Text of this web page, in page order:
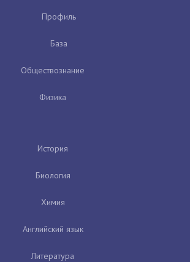
Профиль
База
Обществознание
Физика
История
Биология
Химия
Английский язык
Литература